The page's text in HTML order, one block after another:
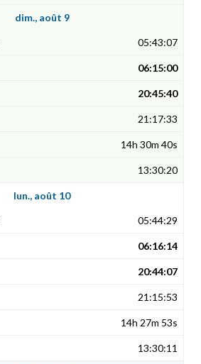
dim., août 9
05:43:07
06:15:00
20:45:40
21:17:33
14h 30m 40s
13:30:20
lun., août 10
05:44:29
06:16:14
20:44:07
21:15:53
14h 27m 53s
13:30:11